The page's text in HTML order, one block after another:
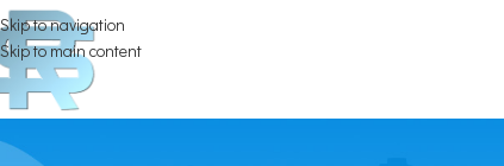
Skip to navigation
Skip to main content